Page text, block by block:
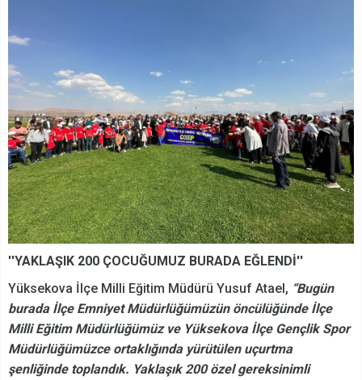
''YAKLAŞIK 200 ÇOCUĞUMUZ BURADA EĞLENDİ''
Yüksekova İlçe Milli Eğitim Müdürü Yusuf Atael, “Bugün
burada İlçe Emniyet Müdürlüğümüzün öncülüğünde İlçe
Milli Eğitim Müdürlüğümüz ve Yüksekova İlçe Gençlik Spor
Müdürlüğümüzce ortaklığında yürütülen uçurtma
şenliğinde toplandık. Yaklaşık 200 özel gereksinimli